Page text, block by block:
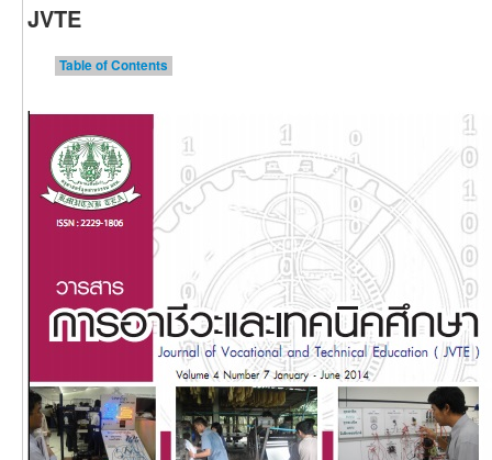
JVTE
Table of Contents